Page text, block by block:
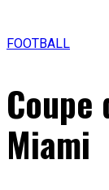
FOOTBALL
Miami